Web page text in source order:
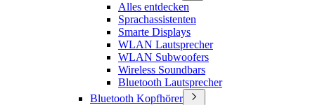
Alles entdecken
Sprachassistenten
Smarte Displays
WLAN Lautsprecher
WLAN Subwoofers
Wireless Soundbars
Bluetooth Lautsprecher
Bluetooth Kopfhörer